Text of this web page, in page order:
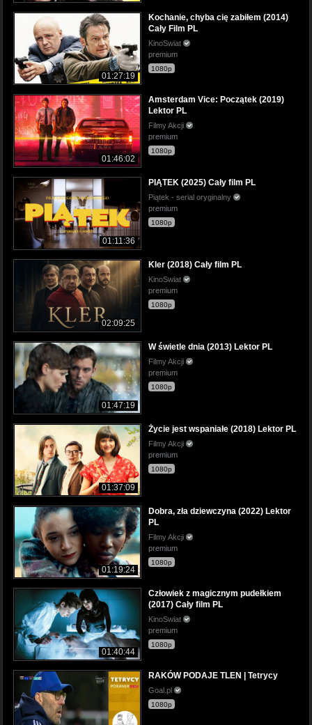
01:27:19
Kochanie, chyba cię zabiłem (2014)
Cały Film PL
KinoSwiat
premium
1080p
01:46:02
Amsterdam Vice: Początek (2019)
Lektor PL
Filmy Akcji
premium
1080p
01:11:36
PIĄTEK (2025) Cały film PL
Piątek - serial oryginalny
premium
1080p
02:09:25
Kler (2018) Cały film PL
KinoSwiat
premium
1080p
01:47:19
W świetle dnia (2013) Lektor PL
Filmy Akcji
premium
1080p
01:37:09
Życie jest wspaniałe (2018) Lektor PL
Filmy Akcji
premium
1080p
01:19:24
Dobra, zła dziewczyna (2022) Lektor
PL
Filmy Akcji
premium
1080p
01:40:44
Człowiek z magicznym pudełkiem
(2017) Cały film PL
KinoSwiat
premium
1080p
RAKÓW PODAJE TLEN | Tetrycy
Goal.pl
1080p